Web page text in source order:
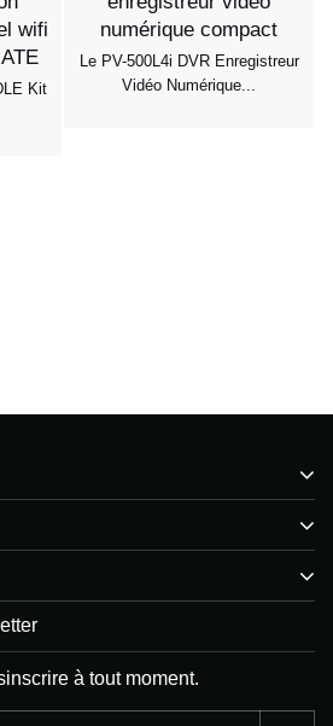
Kit
Le PV-500L4i DVR Enregistreur
Vidéo Numérique...
à tout moment.